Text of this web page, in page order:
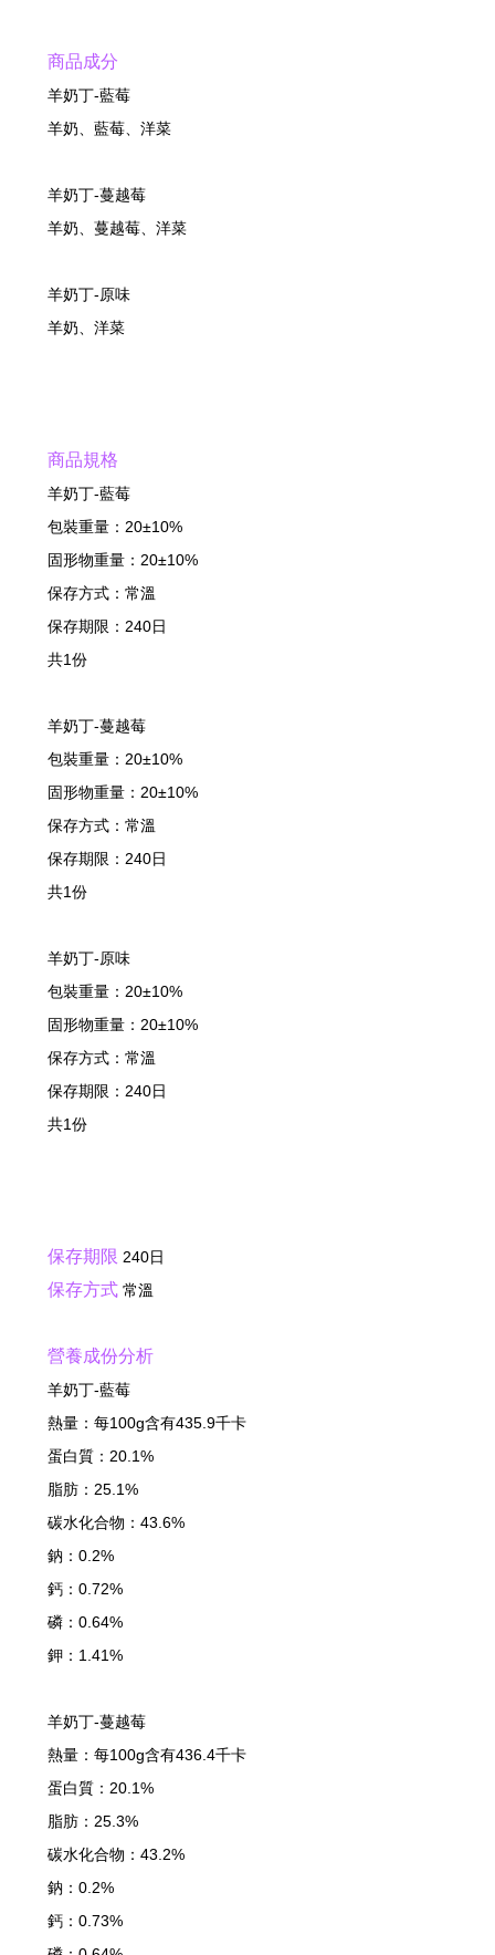
商品成分
羊奶丁-藍莓
羊奶、藍莓、洋菜
羊奶丁-蔓越莓
羊奶、蔓越莓、洋菜
羊奶丁-原味
羊奶、洋菜
商品規格
羊奶丁-藍莓
包裝重量：20±10%
固形物重量：20±10%
保存方式：常溫
保存期限：240日
共1份
羊奶丁-蔓越莓
包裝重量：20±10%
固形物重量：20±10%
保存方式：常溫
保存期限：240日
共1份
羊奶丁-原味
包裝重量：20±10%
固形物重量：20±10%
保存方式：常溫
保存期限：240日
共1份
保存期限 240日
保存方式 常溫
營養成份分析
羊奶丁-藍莓
熱量：每100g含有435.9千卡
蛋白質：20.1%
脂肪：25.1%
碳水化合物：43.6%
鈉：0.2%
鈣：0.72%
磷：0.64%
鉀：1.41%
羊奶丁-蔓越莓
熱量：每100g含有436.4千卡
蛋白質：20.1%
脂肪：25.3%
碳水化合物：43.2%
鈉：0.2%
鈣：0.73%